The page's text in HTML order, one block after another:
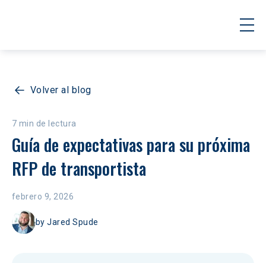
Volver al blog
7 min de lectura
Guía de expectativas para su próxima
RFP de transportista
febrero 9, 2026
byJared Spude